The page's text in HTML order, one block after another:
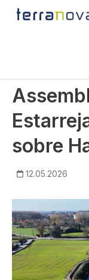
Passar para o
Início
Assembleia
sobre
12.05.2026